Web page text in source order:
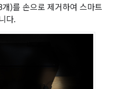
)를 손으로 제거하여 스마트
다.